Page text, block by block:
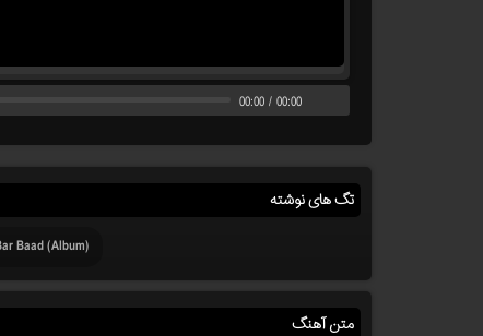
00:00 / 00:00
تگ های نوشته
Baad (Album)
متن آهنگ